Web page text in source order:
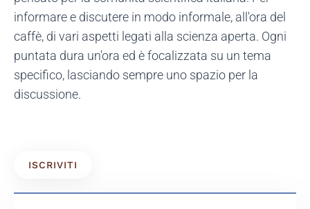
informare e discutere in modo informale, all'ora del
caffè, di vari aspetti legati alla scienza aperta. Ogni
puntata dura un'ora ed è focalizzata su un tema
specifico, lasciando sempre uno spazio per la
discussione.
ISCRIVITI